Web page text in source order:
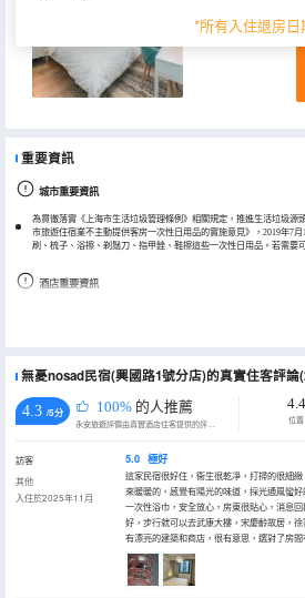
*所有入住退房
15㎡
重要資訊
城市重要資訊
為貫徹落實《上海市生活垃圾管理條例》相關規定，推進生活垃圾源
市旅遊住宿業不主動提供客房一次性日用品的實施意見》，2019年7
刷、梳子、浴擦、剃鬚刀、指甲銼、鞋擦這些一次性日用品。若需要
酒店重要資訊
無憂nosad民宿(興國路1號分店)的真實住客評論
4.3 /5分 100% 的人推薦
永安旅遊評價由真實酒店住客提供的評價。
4.4
位置
訪客
其他
入住於2025年11月
5.0 極好
這家民宿很好住，衞生很乾凈，打掃的很細
來暖暖的，感覺有陽光的味道，採光通風蠻
一次性浴巾，安全放心，房東很貼心，消息
好，步行就可以去武康大樓，宋慶齡故居，
有漂亮的建築和商店，很有意思，選對了房